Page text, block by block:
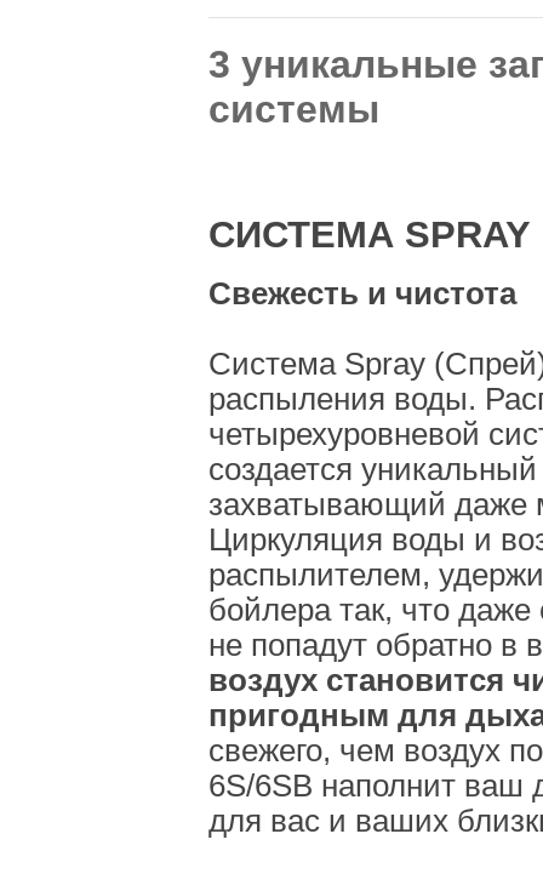
3 уникальные
системы
СИСТЕМА SPRAY
Свежесть и чистота
Система Spray
распыления воды.
четырехуровневой
создается
захватывающий даже
Циркуляция воды и
распылителем,
бойлера так, что
не попадут обратно в
воздух становится
пригодным для
свежего, чем воздух
6S/6SB наполнит ваш
для вас и ваших